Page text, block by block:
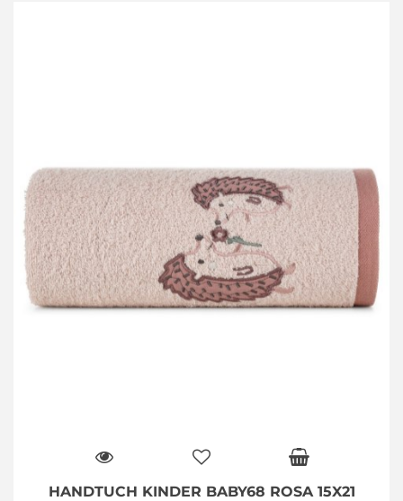
HANDTUCH KINDER BABY68 ROSA 15X21